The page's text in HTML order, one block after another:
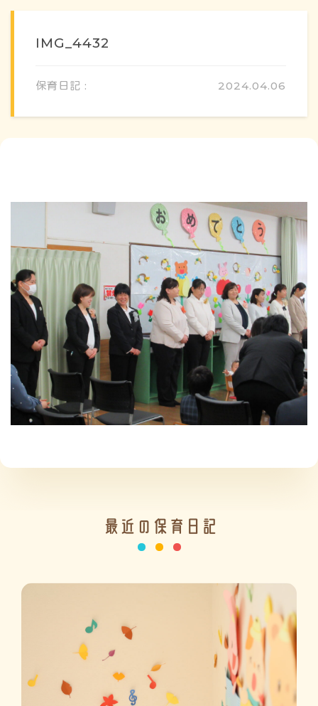
IMG_4432
保育日記 : 2024.04.06
最近の保育日記
方針・カリキュラム
1日のスケジュール
年間行事
施設の紹介
情報公開